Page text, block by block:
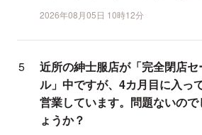
2026年08月05日 10時12分
近所の紳士服店が「完全閉店セ
ル」中ですが、4カ月目に入っ
営業しています。問題ないので
ょうか？